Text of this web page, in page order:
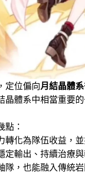
定位偏向月結晶體
晶體系中相當重要
點：
轉化為隊伍收益，
定輸出、持續治療
隊，也能融入傳統